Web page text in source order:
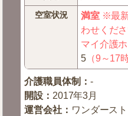
空室状況 満室※最新
わせくだ
マイ介護
5 （9～17
介護職員体制 ：-
開設 ： 2017年3月
運営会社 ： ワンダース